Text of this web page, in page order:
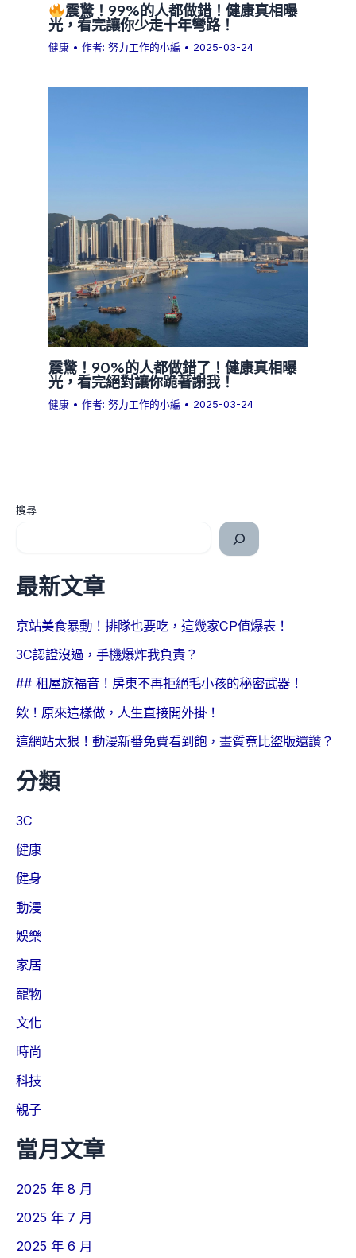
震驚！99%的人都做錯！健康真相曝
光，看完讓你少走十年彎路！
健康 • 作者:努力工作的小編 • 2025-03-24
震驚！90%的人都做錯了！健康真相曝
光，看完絕對讓你跪著謝我！
健康 • 作者:努力工作的小編 • 2025-03-24
搜尋
最新文章
京站美食暴動！排隊也要吃，這幾家CP值爆表！
3C認證沒過，手機爆炸我負責？
## 租屋族福音！房東不再拒絕毛小孩的秘密武器！
欸！原來這樣做，人生直接開外掛！
這網站太狠！動漫新番免費看到飽，畫質竟比盜版還讚？
分類
3C
健康
健身
動漫
娛樂
家居
寵物
文化
時尚
科技
親子
當月文章
2025 年 8 月
2025 年 7 月
2025 年 6 月